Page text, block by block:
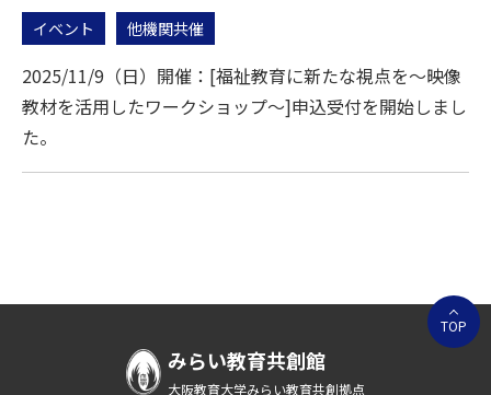
イベント
他機関共催
2025/11/9（日）開催：[福祉教育に新たな視点を～映像
教材を活用したワークショップ～]申込受付を開始しまし
た。
TOP
みらい教育共創館
大阪教育大学みらい教育共創拠点